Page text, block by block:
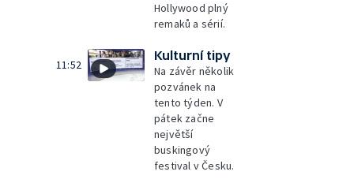
Hollywood plný
remaků a sérií.
11:52
Kulturní tipy
Na závěr několik
pozvánek na
tento týden. V
pátek začne
největší
buskingový
festival v Česku.